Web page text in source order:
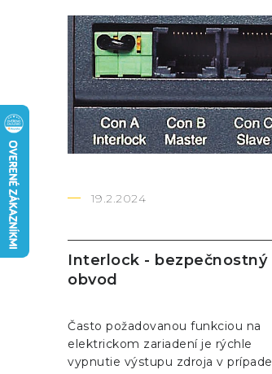
V
ý
p
i
s
l
á
n
k
o
v
Interlock - bezpečnostný
obvod
19.2.2024
Často požadovanou funkciou na
elektrickom zariadení je rýchle
vypnutie výstupu zdroja v prípade